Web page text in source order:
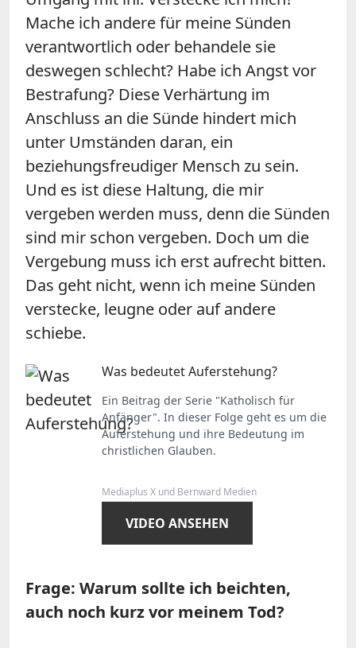
Mache ich andere für meine Sünden
verantwortlich oder behandele sie
deswegen schlecht? Habe ich Angst vor
Bestrafung? Diese Verhärtung im
Anschluss an die Sünde hindert mich
unter Umständen daran, ein
beziehungsfreudiger Mensch zu sein.
Und es ist diese Haltung, die mir
vergeben werden muss, denn die Sünden
sind mir schon vergeben. Doch um die
Vergebung muss ich erst aufrecht bitten.
Das geht nicht, wenn ich meine Sünden
verstecke, leugne oder auf andere
schiebe.
Was bedeutet Auferstehung?
Ein Beitrag der Serie "Katholisch für
Anfänger". In dieser Folge geht es um die
Auferstehung und ihre Bedeutung im
christlichen Glauben.
Mediaplus X und Bernward Medien
VIDEO ANSEHEN
Frage: Warum sollte ich beichten,
auch noch kurz vor meinem Tod?